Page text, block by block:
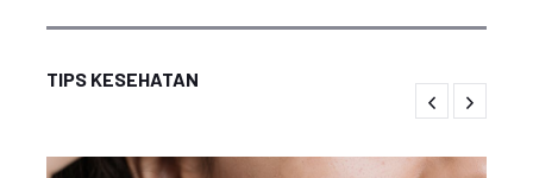
TIPS KESEHATAN